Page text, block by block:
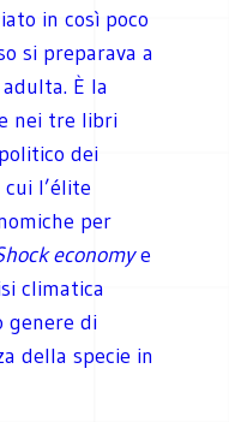
in così poco
si preparava a
È la
nei tre libri
dei
l’élite
per
economye
climatica
genere di
della specie in